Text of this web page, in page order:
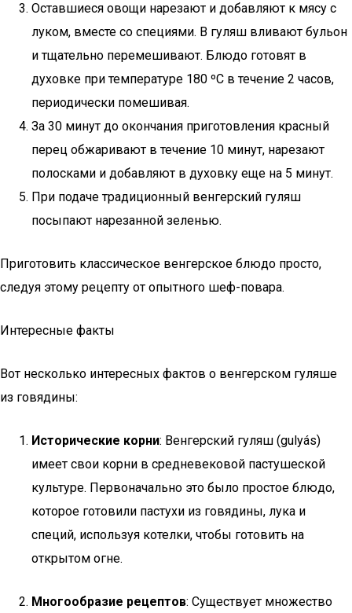
Оставшиеся овощи нарезают и добавляют к мясу с
луком, вместе со специями. В гуляш вливают бульон
и тщательно перемешивают. Блюдо готовят в
духовке при температуре 180 ºC в течение 2 часов,
периодически помешивая.
За 30 минут до окончания приготовления красный
перец обжаривают в течение 10 минут, нарезают
полосками и добавляют в духовку еще на 5 минут.
При подаче традиционный венгерский гуляш
посыпают нарезанной зеленью.
Приготовить классическое венгерское блюдо просто,
следуя этому рецепту от опытного шеф-повара.
Интересные факты
Вот несколько интересных фактов о венгерском гуляше
из говядины:
Исторические корни: Венгерский гуляш (gulyás)
имеет свои корни в средневековой пастушеской
культуре. Первоначально это было простое блюдо,
которое готовили пастухи из говядины, лука и
специй, используя котелки, чтобы готовить на
открытом огне.
Многообразие рецептов: Существует множество